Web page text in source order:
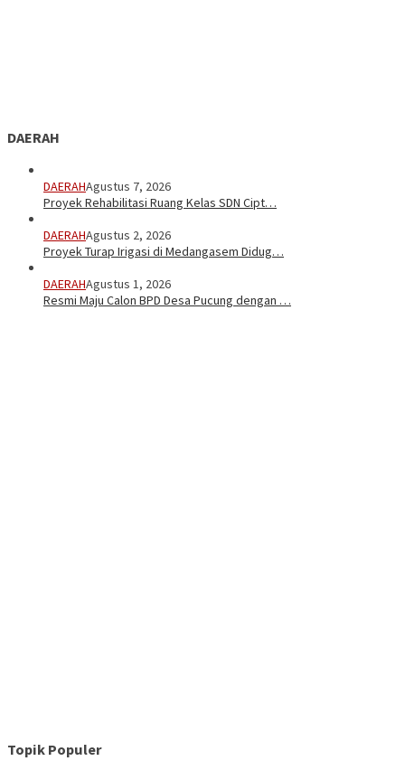
DAERAH
DAERAHAgustus 7, 2026
Proyek Rehabilitasi Ruang Kelas SDN Cipt…
DAERAHAgustus 2, 2026
Proyek Turap Irigasi di Medangasem Didug…
DAERAHAgustus 1, 2026
Resmi Maju Calon BPD Desa Pucung dengan …
Topik Populer